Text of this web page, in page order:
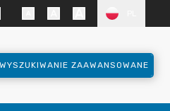
WYSZUKIWANIE ZAAWANSOWANE